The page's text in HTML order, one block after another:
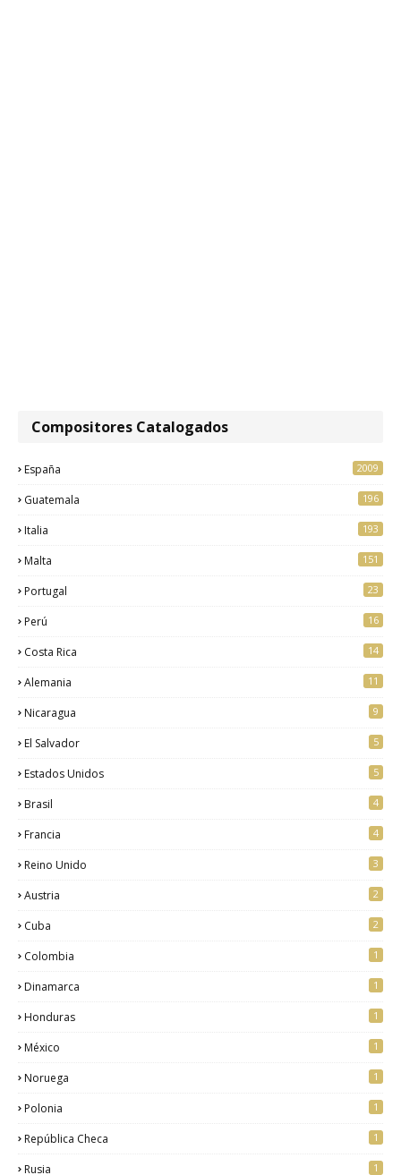
Compositores Catalogados
España 2009
Guatemala 196
Italia 193
Malta 151
Portugal 23
Perú 16
Costa Rica 14
Alemania 11
Nicaragua 9
El Salvador 5
Estados Unidos 5
Brasil 4
Francia 4
Reino Unido 3
Austria 2
Cuba 2
Colombia 1
Dinamarca 1
Honduras 1
México 1
Noruega 1
Polonia 1
República Checa 1
Rusia 1